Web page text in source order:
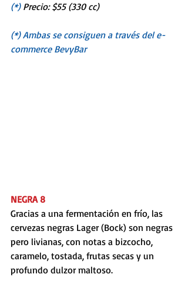
(*) Precio: $55 (330 cc)
(*) Ambas se consiguen a través del e-
commerce BevyBar
NEGRA 8
Gracias a una fermentación en frío, las
cervezas negras Lager (Bock) son negras
pero livianas, con notas a bizcocho,
caramelo, tostada, frutas secas y un
profundo dulzor maltoso.